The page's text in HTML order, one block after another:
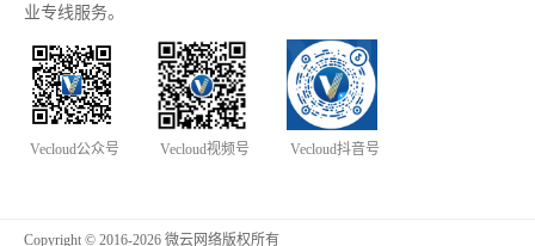
业专线服务。
Vecloud公众号 Vecloud视频号 Vecloud抖音号
Copyright © 2016-2026 微云网络版权所有